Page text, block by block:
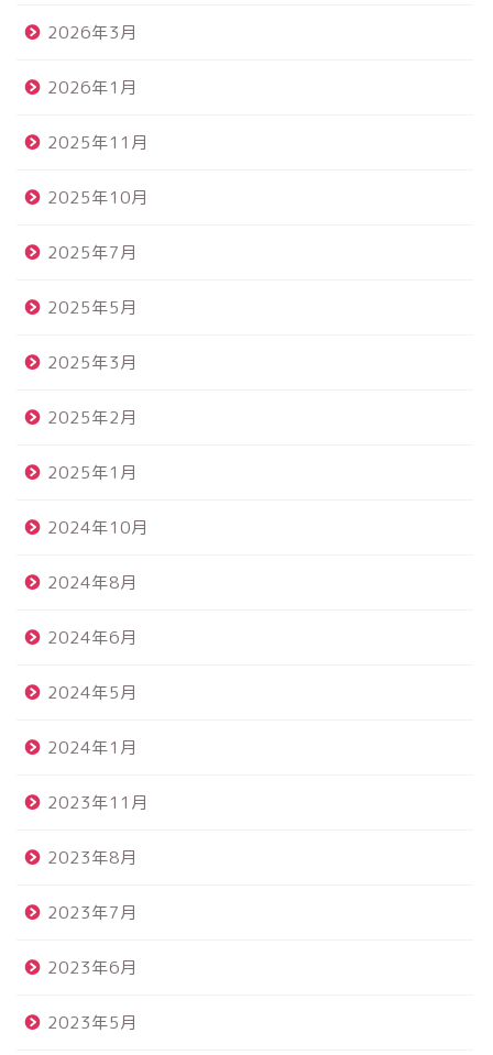
2026年3月
2026年1月
2025年11月
2025年10月
2025年7月
2025年5月
2025年3月
2025年2月
2025年1月
2024年10月
2024年8月
2024年6月
2024年5月
2024年1月
2023年11月
2023年8月
2023年7月
2023年6月
2023年5月